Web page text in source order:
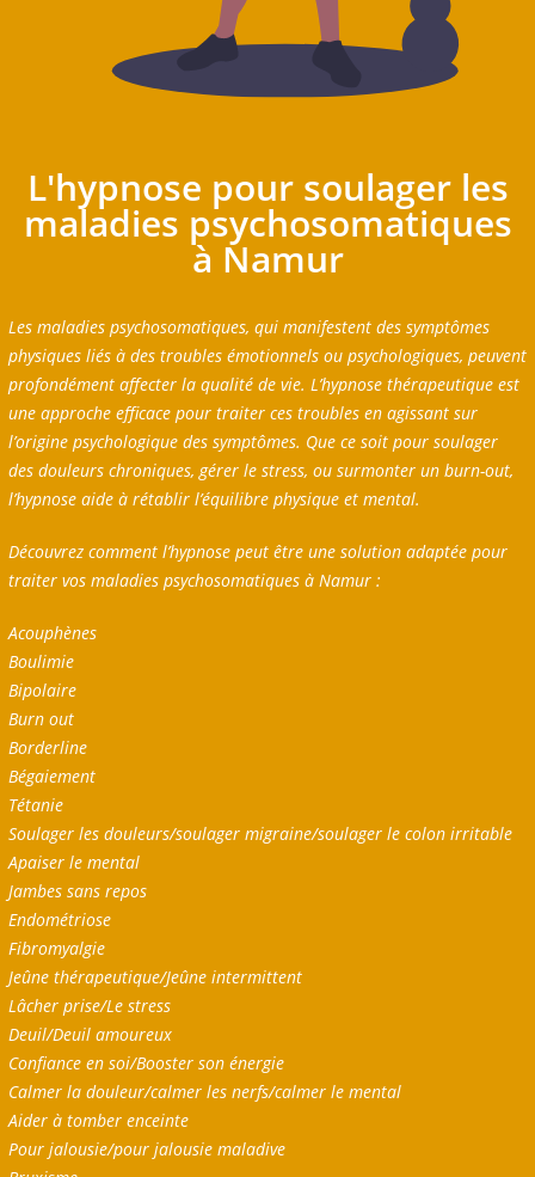
L'hypnose pour soulager les
maladies psychosomatiques
à Namur
Les maladies psychosomatiques, qui manifestent des symptômes
physiques liés à des troubles émotionnels ou psychologiques, peuvent
profondément affecter la qualité de vie. L’hypnose thérapeutique est
une approche efficace pour traiter ces troubles en agissant sur
l’origine psychologique des symptômes. Que ce soit pour soulager
des douleurs chroniques, gérer le stress, ou surmonter un burn-out,
l’hypnose aide à rétablir l’équilibre physique et mental.
Découvrez comment l’hypnose peut être une solution adaptée pour
traiter vos maladies psychosomatiques à Namur :
Acouphènes
Boulimie
Bipolaire
Burn out
Borderline
Bégaiement
Tétanie
Soulager les douleurs/soulager migraine/soulager le colon irritable
Apaiser le mental
Jambes sans repos
Endométriose
Fibromyalgie
Jeûne thérapeutique/Jeûne intermittent
Lâcher prise/Le stress
Deuil/Deuil amoureux
Confiance en soi/Booster son énergie
Calmer la douleur/calmer les nerfs/calmer le mental
Aider à tomber enceinte
Pour jalousie/pour jalousie maladive